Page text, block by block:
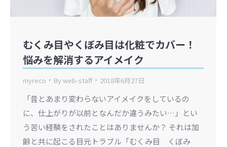
むくみ目やくぼみ目は化粧でカバー！
悩みを解消するアイメイク
myreco Byweb-staff 2018年6月27日
「昔とあまり変わらないアイメイクをしているの
に、仕上がりが以前となんだか違うみたい…」とい
う苦い経験をされたことはありませんか？ それは加
齢と共に起こる目元トラブル「むくみ目 くぼみ